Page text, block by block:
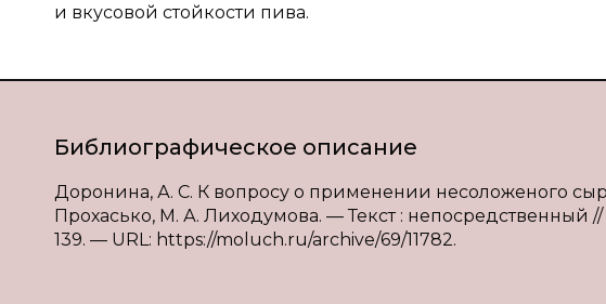
и вкусовой стойкости пива.
Библиографическое описание
Доронина, А. С. К вопросу о применении несоложеного
Прохасько, М. А. Лиходумова. — Текст :
139. — URL: https://moluch.ru/archive/69/11782.